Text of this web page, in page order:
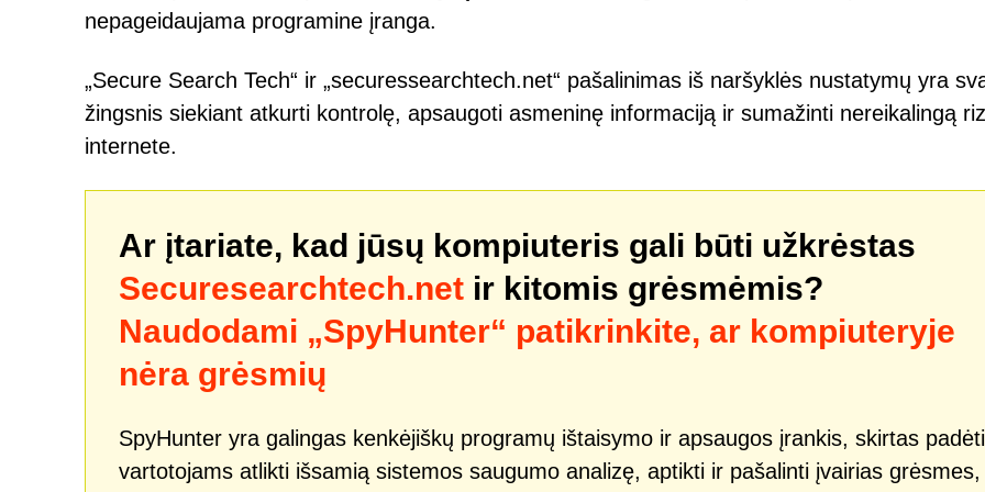
nepageidaujama programine įranga.
„Secure Search Tech“ ir „securessearchtech.net“ pašalinimas iš naršyklės nustatymų yra
žingsnis siekiant atkurti kontrolę, apsaugoti asmeninę informaciją ir sumažinti nereikalingą
internete.
Ar įtariate, kad jūsų kompiuteris gali būti užkrėstas
Securesearchtech.net ir kitomis grėsmėmis?
Naudodami „SpyHunter“ patikrinkite, ar kompiuteryje
nėra grėsmių
SpyHunter yra galingas kenkėjiškų programų ištaisymo ir apsaugos įrankis, skirtas padėti
vartotojams atlikti išsamią sistemos saugumo analizę, aptikti ir pašalinti įvairias grėsmes,